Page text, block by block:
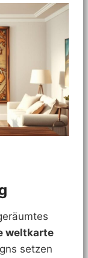
weltkarte
setzen